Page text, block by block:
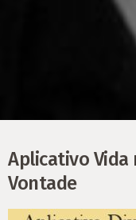
Aplicativo Vida
Vontade